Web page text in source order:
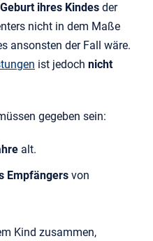
ihres Kindes der
nicht in dem Maße
ansonsten der Fall wäre.
ist jedoch nicht
gegeben sein:
alt.
Empfängers von
Kind zusammen,